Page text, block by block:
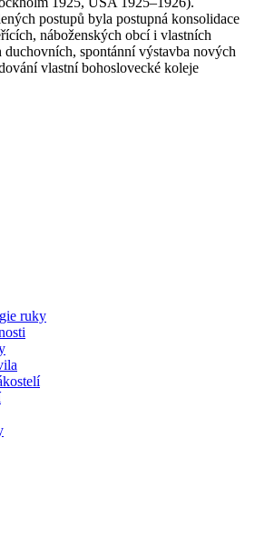
postupů byla postupná konsolidace
náboženských obcí i vlastních
spontánní výstavba nových
vlastní bohoslovecké koleje
ruky